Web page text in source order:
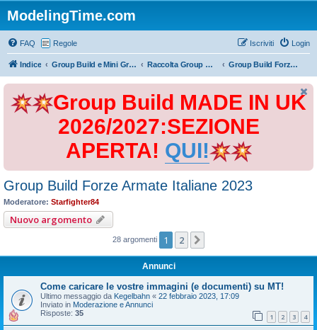
ModelingTime.com
FAQ Regole Login
Iscriviti
Indice Group Build e Mini Group Build Raccolta Group Build Group Build Forze Armate Italiane 2023
Group Build MADE IN UK
2026/2027:SEZIONE
APERTA! QUI!
Group Build Forze Armate Italiane 2023
Moderatore: Starfighter84
Nuovo argomento
28 argomenti 1 2
Annunci
Come caricare le vostre immagini (e documenti) su MT!
Ultimo messaggio da Kegelbahn « 22 febbraio 2023, 17:09
Inviato in Moderazione e Annunci
Risposte: 35 1 2 3 4